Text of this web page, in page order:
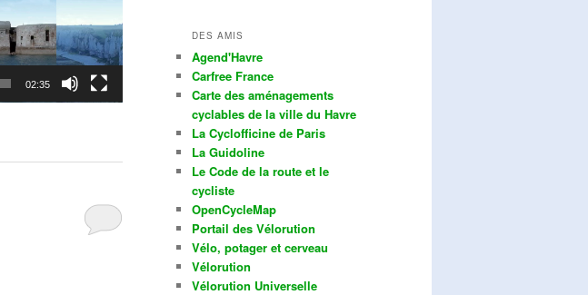
02:35
DES AMIS
Agend'Havre
Carfree France
Carte des aménagements
cyclables de la ville du Havre
La Cyclofficine de Paris
La Guidoline
Le Code de la route et le
cycliste
OpenCycleMap
Portail des Vélorution
Vélo, potager et cerveau
Vélorution
Vélorution Universelle